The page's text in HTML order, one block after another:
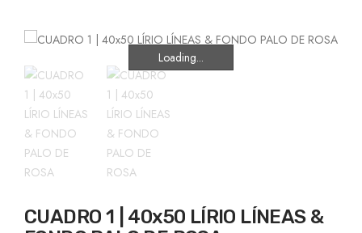
Loading...
Loading...
CUADRO 1 | 40x50 LÍRIO LÍNEAS &